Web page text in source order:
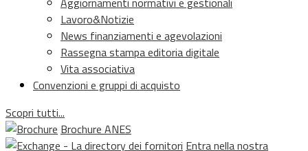
Lavoro&Notizie
News finanziamenti e agevolazioni
Rassegna stampa editoria digitale
Vita associativa
Convenzioni e gruppi di acquisto
Scopri tutti...
Brochure ANES
Entra nella nostra